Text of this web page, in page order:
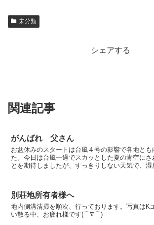
未分類
シェアする
関連記事
がんばれ 父さん
お盆休みのスタートは台風４号の影響で各地とも
た。今日は台風一過でスカッとした夏の青空にさ
とを期待しましたが、すっきりしない天気で、湿
別荘地所有者様へ
地内側溝清掃を順次、行っております。写真はK
い散る中、お疲れ様です(⌒∇⌒)